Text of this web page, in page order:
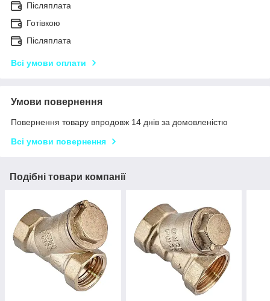
Післяплата
Готівкою
Післяплата
Всі умови оплати
Умови повернення
Повернення товару впродовж 14 днів за домовленістю
Всі умови повернення
Подібні товари компанії